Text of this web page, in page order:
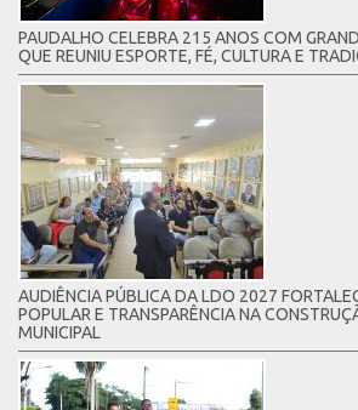
PAUDALHO CELEBRA 215 ANOS COM
QUE REUNIU ESPORTE, FÉ, CULTURA E
AUDIÊNCIA PÚBLICA DA LDO 2027
POPULAR E TRANSPARÊNCIA NA
MUNICIPAL